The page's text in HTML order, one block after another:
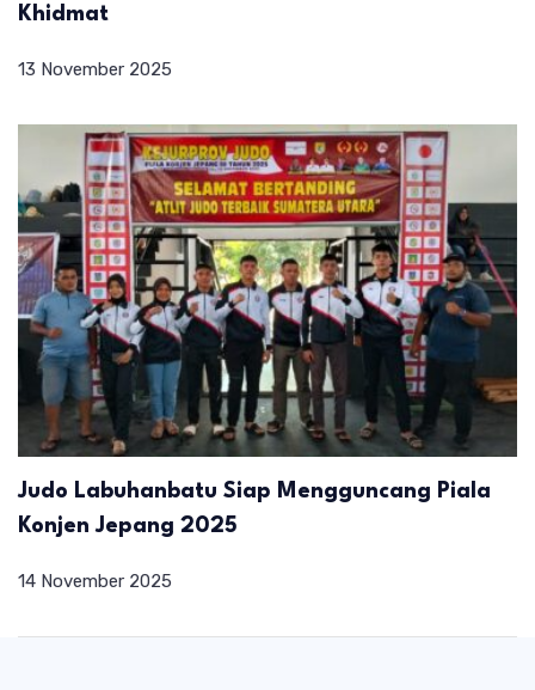
Khidmat
13 November 2025
Judo Labuhanbatu Siap Mengguncang Piala
Konjen Jepang 2025
14 November 2025